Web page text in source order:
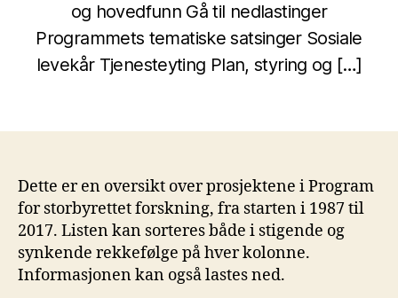
og hovedfunn Gå til nedlastinger
Programmets tematiske satsinger Sosiale
levekår Tjenesteyting Plan, styring og […]
Dette er en oversikt over prosjektene i Program
for storbyrettet forskning, fra starten i 1987 til
2017. Listen kan sorteres både i stigende og
synkende rekkefølge på hver kolonne.
Informasjonen kan også lastes ned.